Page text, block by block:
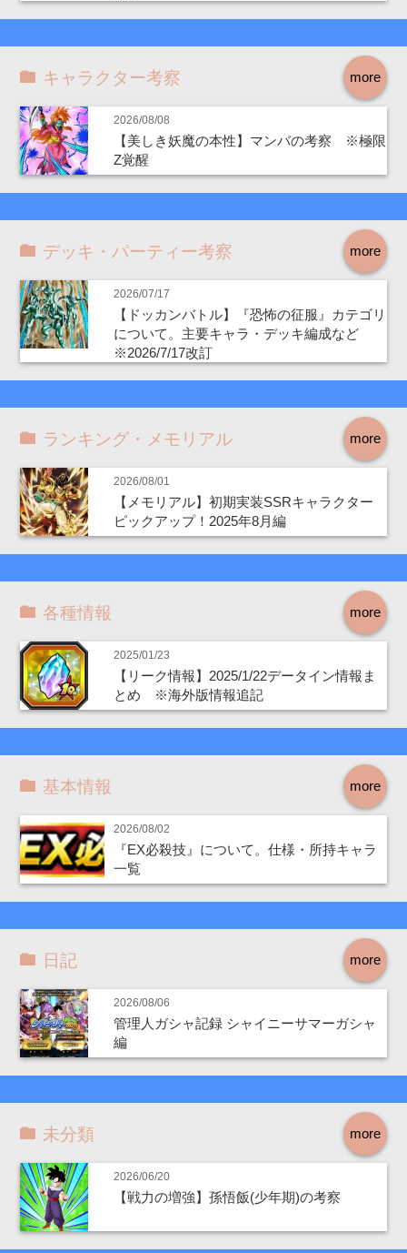
more
キャラクター考察
2026/08/08
【美しき妖魔の本性】マンバの考察 ※極限
Z覚醒
more
デッキ・パーティー考察
2026/07/17
【ドッカンバトル】『恐怖の征服』カテゴリ
について。主要キャラ・デッキ編成など
※2026/7/17改訂
more
ランキング・メモリアル
2026/08/01
【メモリアル】初期実装SSRキャラクター
ピックアップ！2025年8月編
more
各種情報
2025/01/23
【リーク情報】2025/1/22データイン情報ま
とめ ※海外版情報追記
more
基本情報
2026/08/02
『EX必殺技』について。仕様・所持キャラ
一覧
more
日記
2026/08/06
管理人ガシャ記録 シャイニーサマーガシャ
編
more
未分類
2026/06/20
【戦力の増強】孫悟飯(少年期)の考察